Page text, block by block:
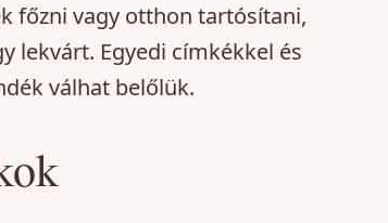
főzni vagy otthon tartósítani,
lekvárt. Egyedi címkékkel és
válhat belőlük.